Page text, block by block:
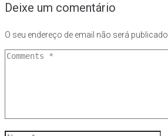
Deixe um comentário
O seu endereço de email não será publicado.